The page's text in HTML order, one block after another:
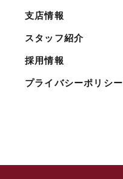
支店情報
スタッフ紹介
採用情報
プライバシーポリシー